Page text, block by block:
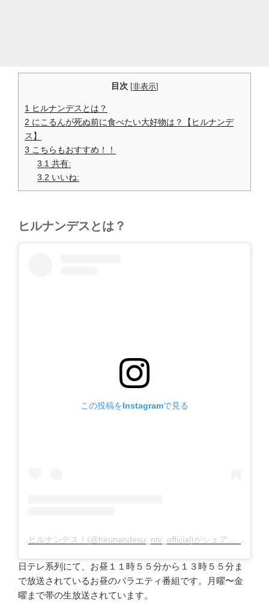
目次 [非表示]
1 ヒルナンデスとは？
2 にこるんが死ぬ前に食べたい大好物は？【ヒルナンデ
ス】
3 こちらもおすすめ！！
3.1 共有:
3.2 いいね:
ヒルナンデスとは？
この投稿をInstagramで見る
ヒルナンデス！(@hirunandesu_ntv_official)がシェアした投稿
日テレ系列にて、お昼１１時５５分から１３時５５分ま
で放送されているお昼のバラエティ番組です。月曜〜金
曜まで帯の生放送されています。